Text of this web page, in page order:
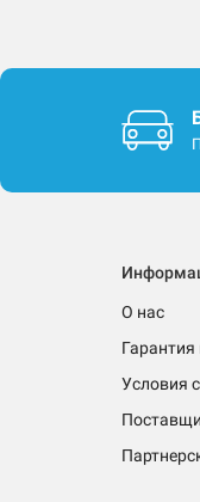
О нас
Гарантия
Условия